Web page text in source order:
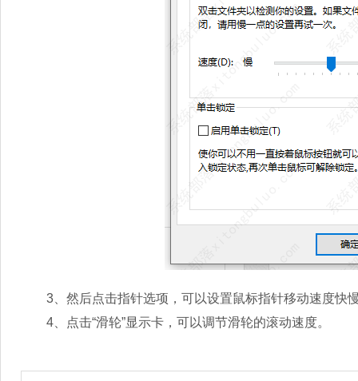
3、然后点击指针选项，可以设置鼠标指针移动速度快
4、点击“滑轮”显示卡，可以调节滑轮的滚动速度。